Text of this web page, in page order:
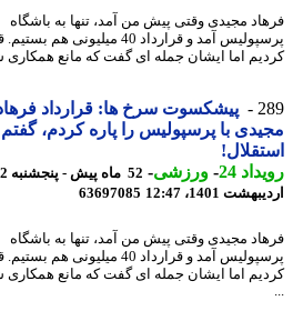
مجیدی وقتی پیش من آمد، تنها به باشگاه
پرسپولیس آمد و قرارداد 40 میلیونی
اما ایشان جمله ای گفت که مانع همکاری شد. -
پیشکسوت سرخ ها: قرارداد فرهاد
با پرسپولیس را پاره کردم، گفتم برو
24
-ورزشی-
52 ماه پیش - پنجشنبه 22
1401، 12:47
63697085
مجیدی وقتی پیش من آمد، تنها به باشگاه
پرسپولیس آمد و قرارداد 40 میلیونی
اما ایشان جمله ای گفت که مانع همکاری شد.